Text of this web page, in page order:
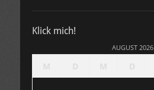
Klick mich!
AUGUST 2026